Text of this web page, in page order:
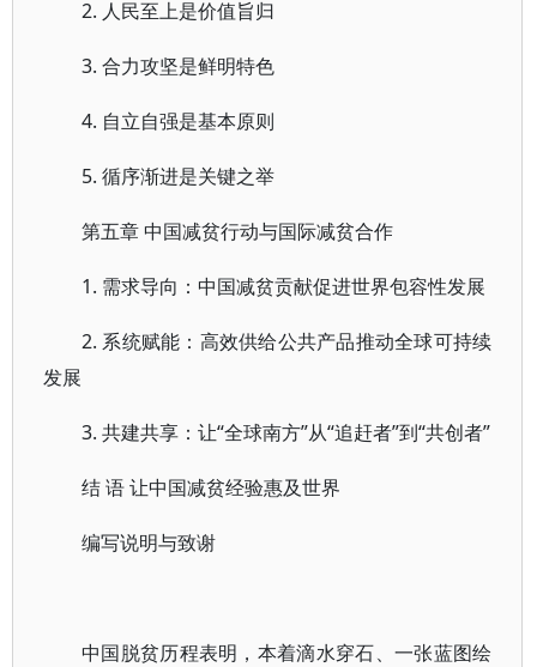
2. 人民至上是价值旨归
3. 合力攻坚是鲜明特色
4. 自立自强是基本原则
5. 循序渐进是关键之举
第五章 中国减贫行动与国际减贫合作
1. 需求导向：中国减贫贡献促进世界包容性发展
2. 系统赋能：高效供给公共产品推动全球可持续
发展
3. 共建共享：让“全球南方”从“追赶者”到“共创者”
结 语 让中国减贫经验惠及世界
编写说明与致谢
中国脱贫历程表明，本着滴水穿石、一张蓝图绘